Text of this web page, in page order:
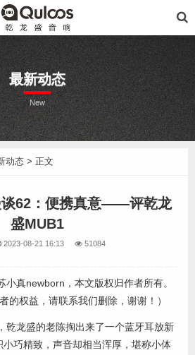
最新动态
New
动态 > 正文
谈62：便携真意——评乾龙
盛MUB1
2023-08-21 16:13 51084
小真newborn，本文版权归作者所有。
的权益，请联系我们删除，谢谢！）
乾龙盛的老陈掏出来了一个蓝牙耳放新
巧精致，声音却相当浑厚，堪称小体